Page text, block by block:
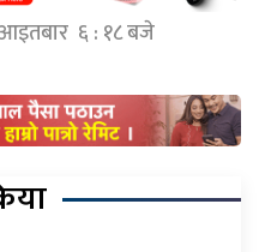
आइतबार ६ : १८ बजे